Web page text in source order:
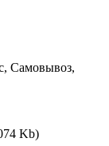
Самовывоз,
Kb)